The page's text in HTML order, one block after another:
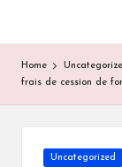
content
Home
frais de cession de
Posted
Uncategorized